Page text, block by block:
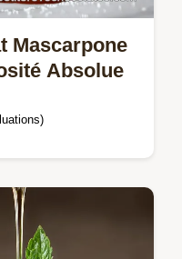
Mascarpone
Absolue
Mascarpone est
riche en